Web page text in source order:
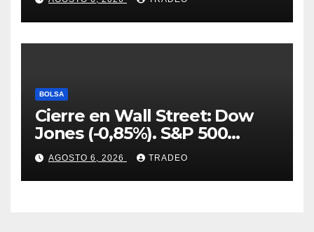
BOLSA
Cierre en Wall Street: Dow
Jones (-0,85%). S&P 500
(-0,18%) y Nasdaq (-0,06%)
AGOSTO 6, 2026 TRADEO